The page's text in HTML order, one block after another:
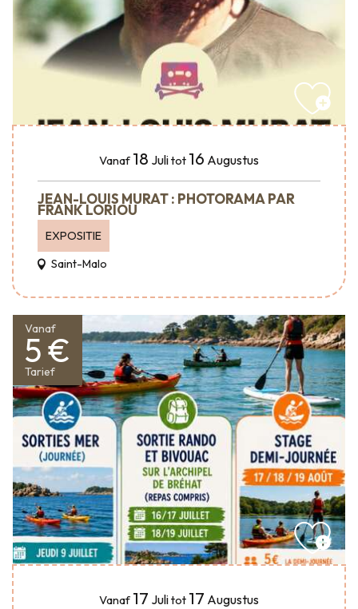
Vanaf 18 Julitot 16 Augustus
JEAN-LOUIS MURAT : PHOTORAMA PAR
FRANK LORIOU
EXPOSITIE
Saint-Malo
Vanaf
5 €
Tarief
Vanaf 17 Julitot 17 Augustus